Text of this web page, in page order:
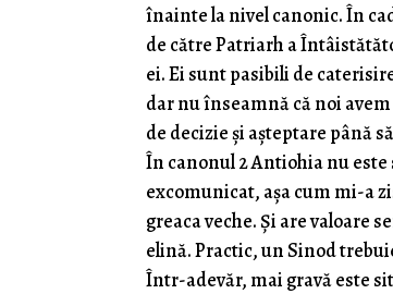
înainte la nivel canonic. În
de către Patriarh a
ei. Ei sunt pasibili de
dar nu înseamnă că noi
de decizie și așteptare până
În canonul 2 Antiohia nu
excomunicat, așa cum mi-a
greaca veche. Și are valoare
elină. Practic, un Sinod
Într-adevăr, mai gravă este